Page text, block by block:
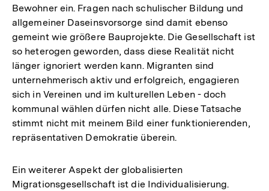
Bewohner ein. Fragen nach schulischer Bildung und
allgemeiner Daseinsvorsorge sind damit ebenso
gemeint wie größere Bauprojekte. Die Gesellschaft ist
so heterogen geworden, dass diese Realität nicht
länger ignoriert werden kann. Migranten sind
unternehmerisch aktiv und erfolgreich, engagieren
sich in Vereinen und im kulturellen Leben - doch
kommunal wählen dürfen nicht alle. Diese Tatsache
stimmt nicht mit meinem Bild einer funktionierenden,
repräsentativen Demokratie überein.
Ein weiterer Aspekt der globalisierten
Migrationsgesellschaft ist die Individualisierung.